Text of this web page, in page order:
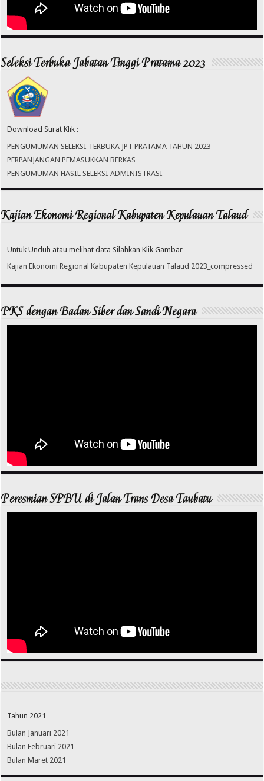
Seleksi Terbuka Jabatan Tinggi Pratama 2023
Download Surat Klik :
PENGUMUMAN SELEKSI TERBUKA JPT PRATAMA TAHUN 2023
PERPANJANGAN PEMASUKKAN BERKAS
PENGUMUMAN HASIL SELEKSI ADMINISTRASI
Kajian Ekonomi Regional Kabupaten Kepulauan Talaud
Untuk Unduh atau melihat data Silahkan Klik Gambar
Kajian Ekonomi Regional Kabupaten Kepulauan Talaud 2023_compressed
PKS dengan Badan Siber dan Sandi Negara
Peresmian SPBU di Jalan Trans Desa Taubatu
Tahun 2021
Bulan Januari 2021
Bulan Februari 2021
Bulan Maret 2021